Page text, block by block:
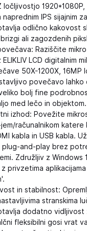
ločljivostjo 1920*1080P,
IPS sijajnim
odlično kakovost
ali zagozdenih
Raziščite
LCD digitalnim
50X-1200X, 16MP
povečavo lahko
bolj fine
med lečo in objektom.
izhod: Povežite
računalnikom
kabla in USB kabla.
plug-and-play brez
Združljiv z Windows
privzetima
in stabilnost:
stranskima
dodatno vidljivost
fleksibilni gosi vrat